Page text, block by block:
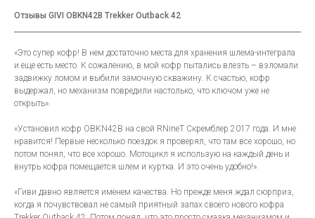
Отзывы GIVI OBKN42B Trekker Outback 42
«Это супер кофр! В нем достаточно места для хранения шлема-интеграла
и еще есть место. К сожалению, в мой кофр пытались влезть – взломали
задвижку ломом и выбили замочную скважину. К счастью, кофр
выдержал, но механизм повредили настолько, что ключом уже не
открыть».
«Установил кофр OBKN42B на свой RNineT Скремблер 2017 года. И мне
нравится! Первые несколько поездок я проверял, что там все хорошо, но
потом понял, что все хорошо. Мотоцикл я использую на каждый день и
внутрь кофра помещается шлем и куртка. И это очень удобно!».
«Гиви давно является именем качества. Но прежде меня ждал сюрприз,
когда я почувствовал не самый приятный запах своего нового кофра